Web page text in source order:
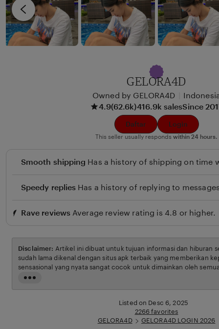
i
x
u
i
e
GELORA4D
Owned by GELORA4D
4.9(62.6k)416.9k salesSince
Daftar Login
This seller usually responds within 24 hours.
Smooth shipping Has a history of shipping on time
Speedy replies Has a history of replying to
Rave reviews Average review rating is 4.8 or higher.
Read
the
Disclaimer: Artikel ini dibuat untuk tujuan informasi dan hiburan
sudah lama dikenal dengan situs apk terbaik yang memberikan
sensasional yang nyata sangat cocok untuk dimainkan oleh
syarat dan ketentuan yang berlaku.
Listed on Desc 6, 2025
2266 favorites
GELORA4D
GELORA4D LOGIN 2026